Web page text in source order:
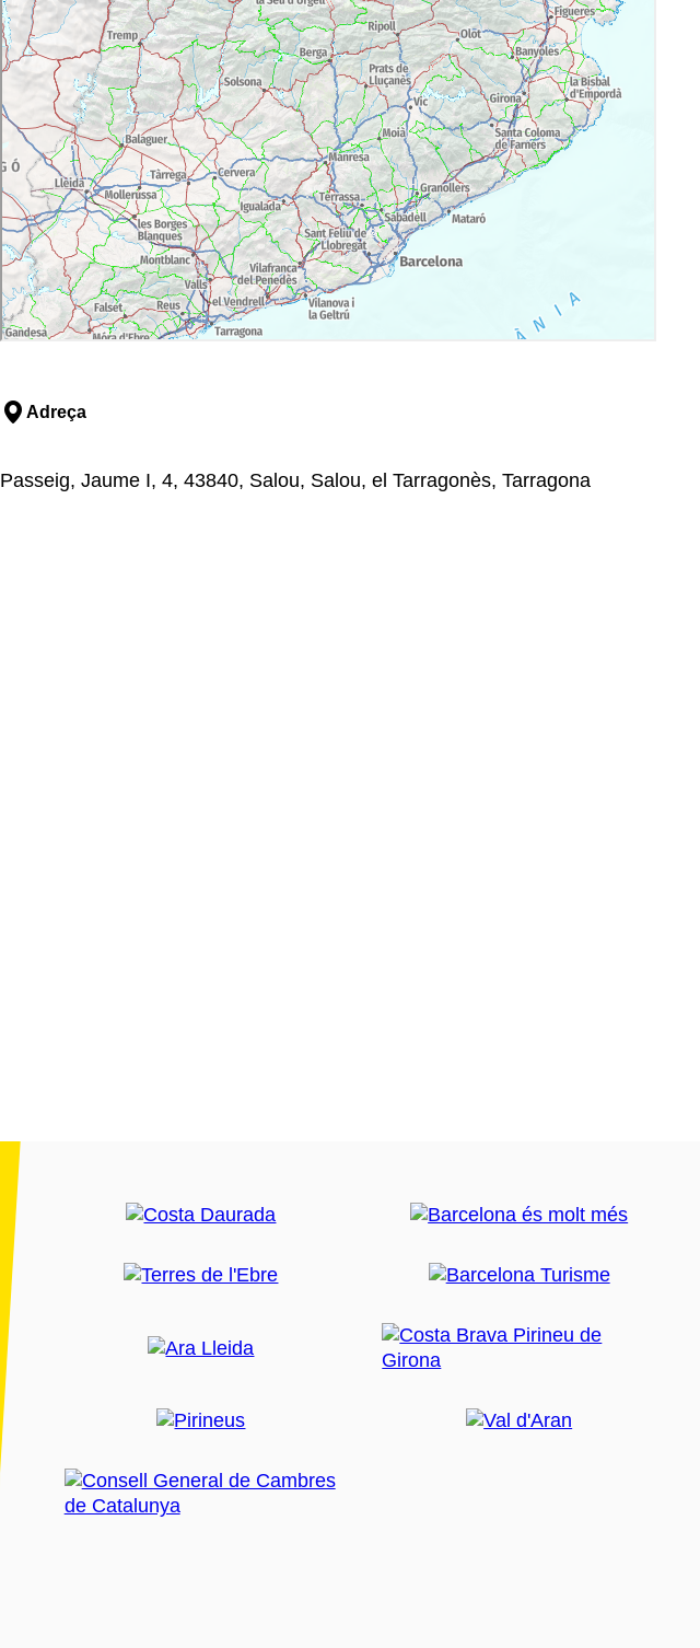
Adreça
Passeig, Jaume I, 4, 43840, Salou, Salou, el Tarragonès, Tarragona